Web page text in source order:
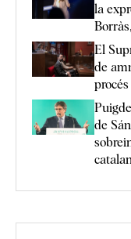
la
El
de
de